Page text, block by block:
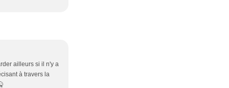
ailleurs si il n'y a
à travers la